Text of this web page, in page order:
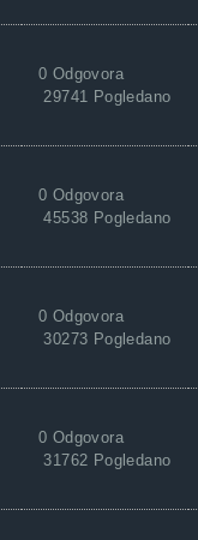
0 Odgovora
29741 Pogledano
0 Odgovora
45538 Pogledano
0 Odgovora
30273 Pogledano
0 Odgovora
31762 Pogledano